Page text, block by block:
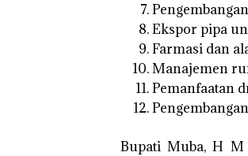
Ekspor pipa
Farmasi dan
Manajemen
Pemanfaatan
Bupati Muba, H M